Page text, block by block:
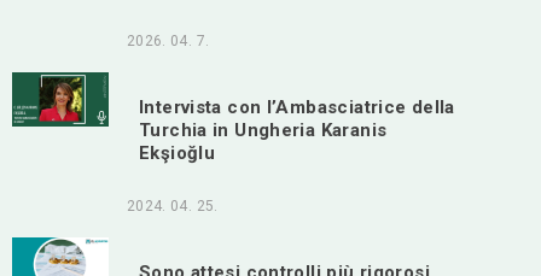
2026. 04. 7.
Intervista con l’Ambasciatrice della
Turchia in Ungheria Karanis
Ekşioğlu
2024. 04. 25.